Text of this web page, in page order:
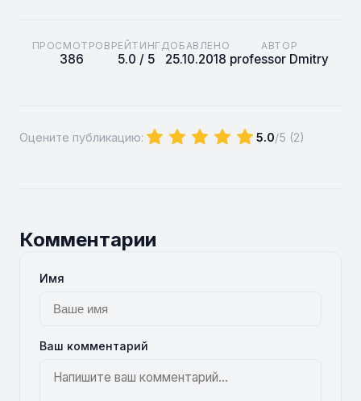
ПРОСМОТРОВ
386
РЕЙТИНГ
5.0 / 5
ДОБАВЛЕНО
25.10.2018
АВТОР
professor Dmitry
Оцените публикацию: 5.0/5 (2)
Комментарии
Имя
Ваш комментарий